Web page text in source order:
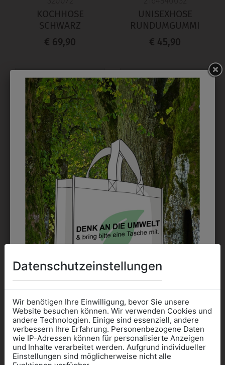
KOCHHOSE
SCHWARZ
€ 69,90
UNISEXHOSE
RUNDUMGUMMI
€ 45,90
32220
RUNDUMGUMMI
€ 59,90
33504001A
KOCHHOSE
€ 33,90
Datenschutzeinstellungen
Wir benötigen Ihre Einwilligung, bevor Sie unsere
Website besuchen können. Wir verwenden Cookies und
andere Technologien. Einige sind essenziell, andere
verbessern Ihre Erfahrung. Personenbezogene Daten
wie IP-Adressen können für personalisierte Anzeigen
und Inhalte verarbeitet werden. Aufgrund individueller
Einstellungen sind möglicherweise nicht alle
Informationen wenn Sie